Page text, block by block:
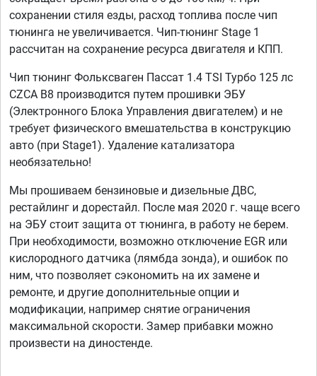
сохранении стиля езды, расход топлива после чип
тюнинга не увеличивается. Чип-тюнинг Stage 1
рассчитан на сохранение ресурса двигателя и КПП.
Чип тюнинг Фольксваген Пассат 1.4 TSI Турбо 125 лс
CZCA B8 производится путем прошивки ЭБУ
(Электронного Блока Управления двигателем) и не
требует физического вмешательства в конструкцию
авто (при Stage1). Удаление катализатора
необязательно!
Мы прошиваем бензиновые и дизельные ДВС,
рестайлинг и дорестайл. После мая 2020 г. чаще всего
на ЭБУ стоит защита от тюнинга, в работу не берем.
При необходимости, возможно отключение EGR или
кислородного датчика (лямбда зонда), и ошибок по
ним, что позволяет сэкономить на их замене и
ремонте, и другие дополнительные опции и
модификации, например снятие ограничения
максимальной скорости. Замер прибавки можно
произвести на диностенде.